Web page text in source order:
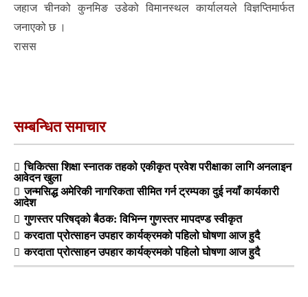
जहाज चीनको कुनमिङ उडेको विमानस्थल कार्यालयले विज्ञप्तिमार्फत
जनाएको छ ।
रासस
सम्बन्धित समाचार
चिकित्सा शिक्षा स्नातक तहको एकीकृत प्रवेश परीक्षाका लागि अनलाइन
आवेदन खुला
जन्मसिद्ध अमेरिकी नागरिकता सीमित गर्न ट्रम्पका दुई नयाँ कार्यकारी
आदेश
गुणस्तर परिषद्को बैठक: विभिन्न गुणस्तर मापदण्ड स्वीकृत
करदाता प्रोत्साहन उपहार कार्यक्रमको पहिलो घोषणा आज हुदै
करदाता प्रोत्साहन उपहार कार्यक्रमको पहिलो घोषणा आज हुदै